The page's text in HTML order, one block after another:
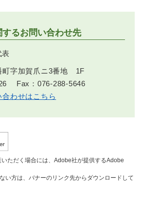
るお問い合わせ先
表
町字加賀爪ニ3番地 1F
Fax：076-288-5646
合わせはこちら
ただく場合には、Adobe社が提供するAdobe
い方は、バナーのリンク先からダウンロードして